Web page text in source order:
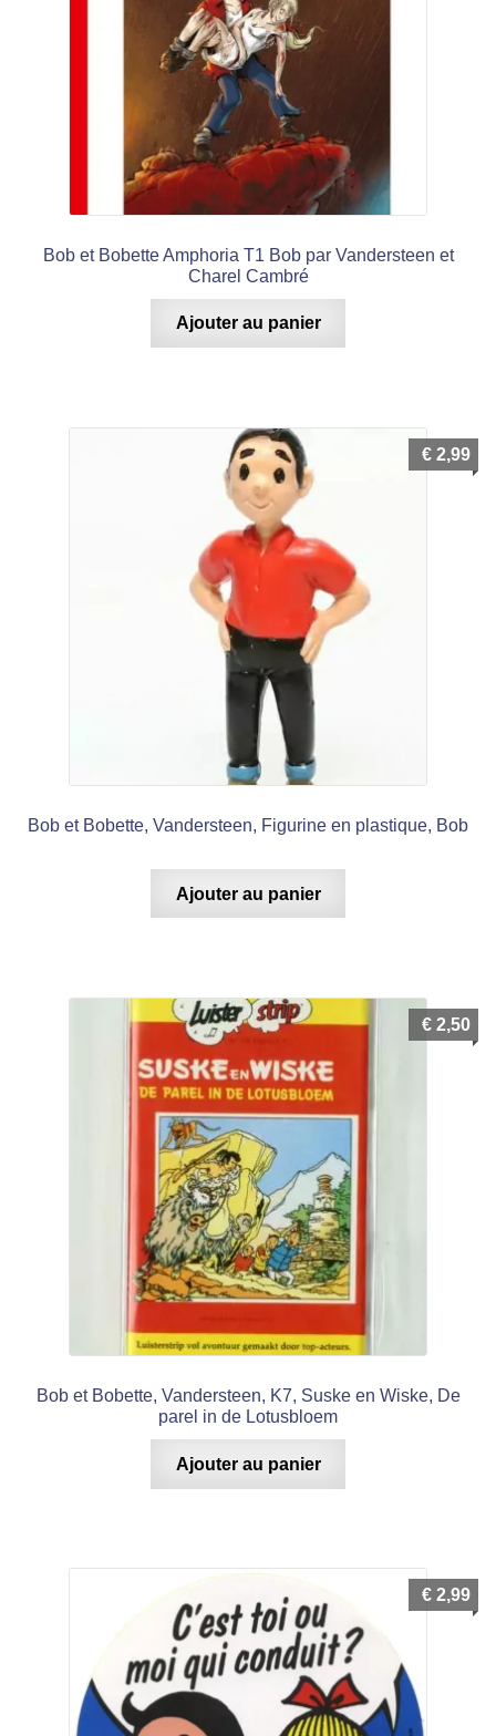
Bob et Bobette Amphoria T1 Bob par Vandersteen et
Charel Cambré
Ajouter au panier
Bob et Bobette, Vandersteen, Figurine en plastique, Bob
€ 2,99
Ajouter au panier
Bob et Bobette, Vandersteen, K7, Suske en Wiske, De
parel in de Lotusbloem
€ 2,50
Ajouter au panier
€ 2,99